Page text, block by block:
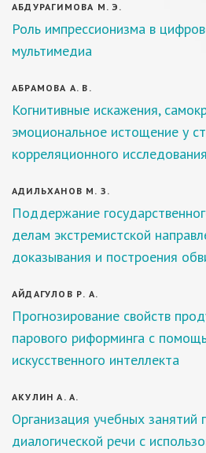
АБДУРАГИМОВА М. Э.
Роль импрессионизма в
мультимедиа
АБРАМОВА А. В.
Когнитивные искажения,
эмоциональное истощение у
корреляционного исследования
АДИЛЬХАНОВ М. З.
Поддержание
делам экстремистской
доказывания и построения
АЙДАГУЛОВ Р. А.
Прогнозирование свойств
парового риформинга с
искусственного интеллекта
АКУЛИН А. А.
Организация учебных занятий
диалогической речи с